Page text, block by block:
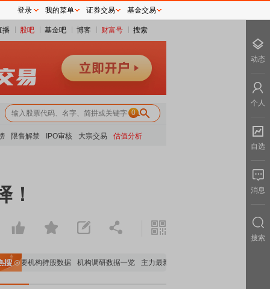
播 股吧 基金吧 博客 财富号 搜索
0
限售解禁 IPO审核 大宗交易 估值分析
！
重要机构持股数据 机构调研数据一览 主力最新动向
登录 我的菜单 证券交易 基金交易
动态
个人
自选
消息
搜索